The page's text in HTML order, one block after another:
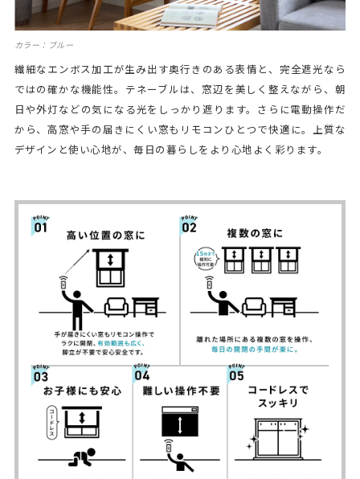
カラー：ブルー
繊細なエンボス加工が生み出す奥行きのある表情と、完全遮光なら
ではの確かな機能性。テネーブルは、窓辺を美しく整えながら、朝
日や外灯などの気になる光をしっかり遮ります。さらに電動操作だ
から、高窓や手の届きにくい窓もリモコンひとつで快適に。上質な
デザインと使い心地が、毎日の暮らしをより心地よく彩ります。